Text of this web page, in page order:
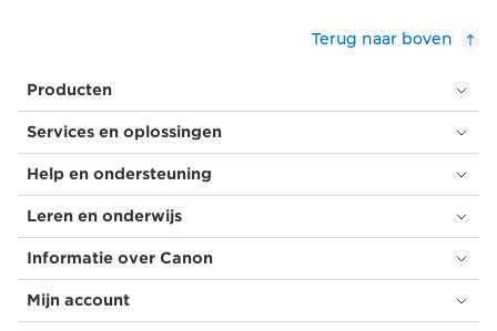
Terug naar boven
Producten
Services en oplossingen
Help en ondersteuning
Leren en onderwijs
Informatie over Canon
Mijn account